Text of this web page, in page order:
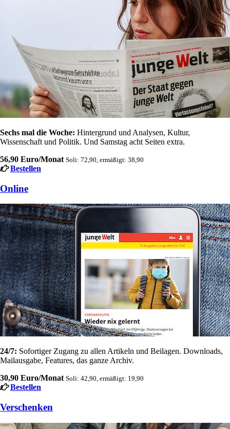
Sechs mal die Woche: Hintergrund und Analysen, Kultur,
Wissenschaft und Politik. Und Samstag acht Seiten extra.
56,90 Euro/Monat Soli: 72,90, ermäßigt: 38,90
Bestellen
Online
24/7: Sofortiger Zugang zu allen Artikeln und Beilagen. Downloads,
Mailausgabe, Features, das ganze Archiv.
30,90 Euro/Monat Soli: 42,90, ermäßigt: 19,90
Bestellen
Verschenken